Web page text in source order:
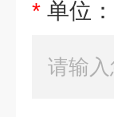
* 单位：